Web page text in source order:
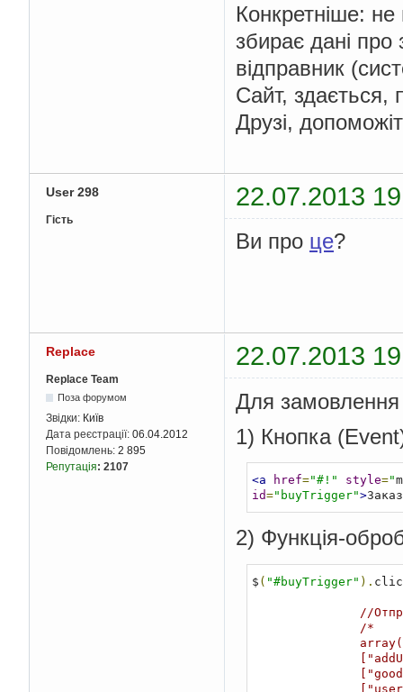
Конкретніше:
збирає дані
відправник
Сайт, здається,
Друзі,
User 298 22.07.2013
Гість
Ви про це?
Replace 22.07.2013
Replace Team
Поза форумом
Звідки: Київ
Дата реєстрації: 06.04.2012
Повідомлень: 2 895
Репутація: 2107
Для замовлення
1) Кнопка
<a href="#!" style="
id="buyTrigger">
2) Функція-
$ ( "#buyTrigger" ).
//
/*